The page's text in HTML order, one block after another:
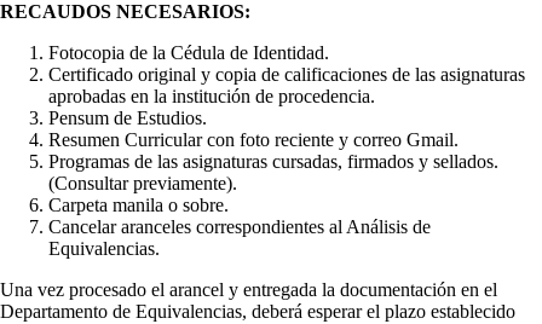
RECAUDOS NECESARIOS:
Fotocopia de la Cédula de Identidad.
Certificado original y copia de calificaciones de las asignaturas
aprobadas en la institución de procedencia.
Pensum de Estudios.
Resumen Curricular con foto reciente y correo Gmail.
Programas de las asignaturas cursadas, firmados y sellados.
(Consultar previamente).
Carpeta manila o sobre.
Cancelar aranceles correspondientes al Análisis de
Equivalencias.
Una vez procesado el arancel y entregada la documentación en el
Departamento de Equivalencias, deberá esperar el plazo establecido